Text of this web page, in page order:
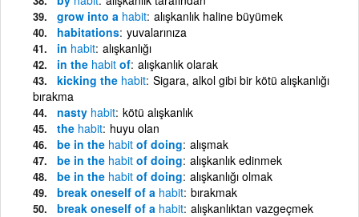
grow into a habit alışkanlık haline büyümek
habitations yuvalarınıza
in habit alışkanlığı
in the habit of alışkanlık olarak
kicking the habit Sigara, alkol gibi bir kötü alışkanlığı
bırakma
nasty habit kötü alışkanlık
the habit huyu olan
be in the habit of doing alışmak
be in the habit of doing alışkanlık edinmek
be in the habit of doing alışkanlığı olmak
break oneself of a habit bırakmak
break oneself of a habit alışkanlıktan vazgeçmek